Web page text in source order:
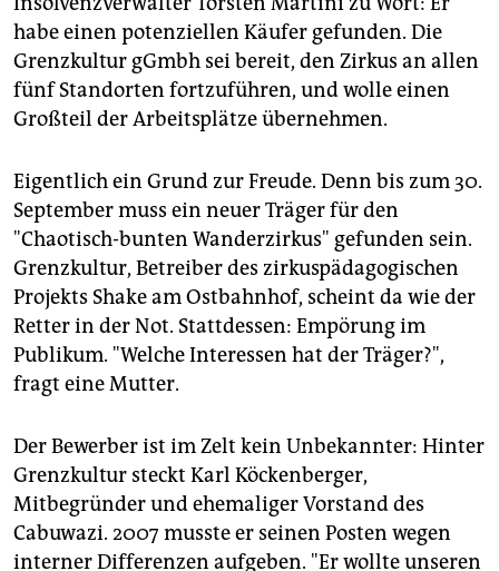
habe einen potenziellen Käufer gefunden. Die
Grenzkultur gGmbh sei bereit, den Zirkus an allen
fünf Standorten fortzuführen, und wolle einen
Großteil der Arbeitsplätze übernehmen.
Eigentlich ein Grund zur Freude. Denn bis zum 30.
September muss ein neuer Träger für den
"Chaotisch-bunten Wanderzirkus" gefunden sein.
Grenzkultur, Betreiber des zirkuspädagogischen
Projekts Shake am Ostbahnhof, scheint da wie der
Retter in der Not. Stattdessen: Empörung im
Publikum. "Welche Interessen hat der Träger?",
fragt eine Mutter.
Der Bewerber ist im Zelt kein Unbekannter: Hinter
Grenzkultur steckt Karl Köckenberger,
Mitbegründer und ehemaliger Vorstand des
Cabuwazi. 2007 musste er seinen Posten wegen
interner Differenzen aufgeben. "Er wollte unseren